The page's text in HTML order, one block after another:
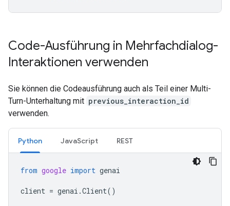
Code-Ausführung in Mehrfachdialog-
Interaktionen verwenden
Sie können die Codeausführung auch als Teil einer Multi-
Turn-Unterhaltung mit previous_interaction_id
verwenden.
Python JavaScript REST
from google import genai
client = genai .Client()